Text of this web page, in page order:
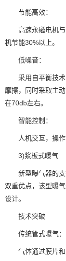
节能高效：
高速永磁电机
机节能30%以上。
低噪音：
采用自平衡技
摩擦，同时采取主
在70db左右。
智能控制：
人机交互，操
3)浆板式曝气
新型曝气器的
双重优点，该型曝
设计。
技术突破
传统管式曝气：
气体通过膜片